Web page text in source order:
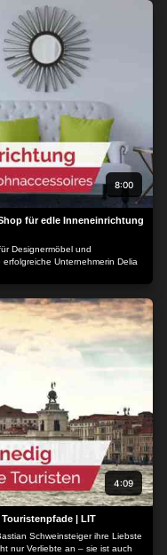
8:00
für edle Inneneinrichtung
Designermöbel und
Unternehmerin Delia
4:09
| LIT
Schweinsteiger ihre Liebste
nur Verliebte an – sie ist auch